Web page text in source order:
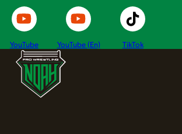
YouTube YouTube (En) TikTok